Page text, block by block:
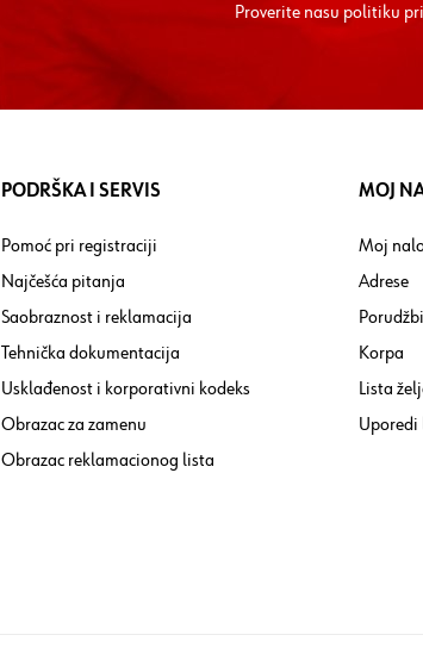
Proverite nasupolitiku
PODRŠKA I SERVIS
Pomoć pri registraciji
Najčešća pitanja
Saobraznost i reklamacija
Tehnička dokumentacija
Usklađenost i korporativni kodeks
Obrazac za zamenu
Obrazac reklamacionog lista
MOJ
Moj
Adrese
Korpa
Lista
Uporedi